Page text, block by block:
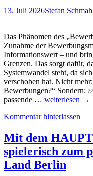
Reynolds?
13. Juli 2026Stefan
Das Phänomen des
Zunahme der
Informationswert – und
Grenzen. Das sorgt dafür,
Systemwandel steht, da
verschoben hat. Nicht
Bewerbungen?“ Sondern:
passende … Der
Tsunami:
Recruiting
schon
kaputt?
(Live)-
Podcast
weiterlesen →
Kommentar hinterlassen
Mit dem
spielerisch zum
Land Berlin